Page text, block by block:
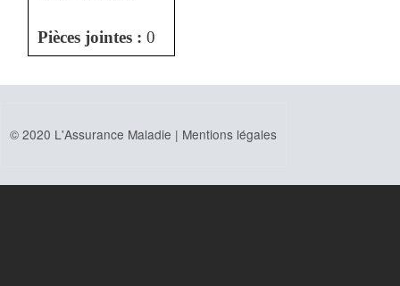
Pièces jointes : 0
© 2020 L'Assurance Maladie | Mentions légales